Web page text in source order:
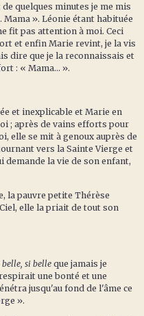
quelques minutes je me mis
Mama ». Léonie étant habituée
fit pas attention à moi. Ceci
et enfin Marie revint, je la vis
dire que je la reconnaissais et
: « Mama... ».
et inexplicable et Marie en
; après de vains efforts pour
elle se mit à genoux auprès de
vers la Sainte Vierge et
demande la vie de son enfant,
la pauvre petite Thérèse
elle la priait de tout son
belle, si belle que jamais je
une bonté et une
jusqu'au fond de l'âme ce
».